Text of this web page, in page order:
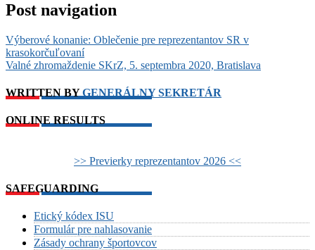
Post navigation
Výberové konanie: Oblečenie pre reprezentantov SR v
krasokorčuľovaní
Valné zhromaždenie SKrZ, 5. septembra 2020, Bratislava
WRITTEN BYGENERÁLNY SEKRETÁR
ONLINE RESULTS
>> Previerky reprezentantov 2026 <<
SAFEGUARDING
Etický kódex ISU
Formulár pre nahlasovanie
Zásady ochrany športovcov